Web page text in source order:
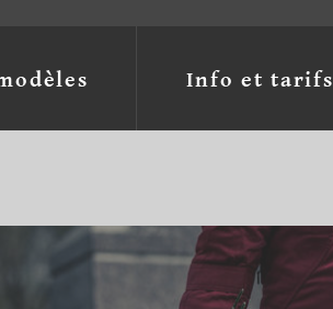
Info et tarifs